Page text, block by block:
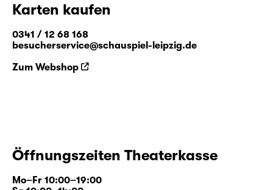
Karten kaufen
0341 / 12 68 168
besucherservice@schauspiel-leipzig.de
Zum Webshop
Öffnungszeiten Theaterkasse
Mo–Fr 10:00–19:00